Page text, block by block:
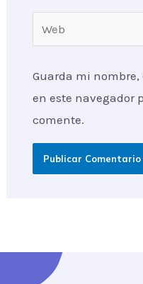
Web
Guarda mi nombre,
en este navegador
comente.